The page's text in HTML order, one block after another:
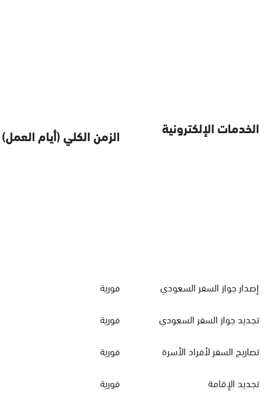
الخدمات الإلكترونية الزمن الكلي (أيام العمل)
إصدار جواز السفر السعودي
فورية
تجديد جواز السفر السعودي
فورية
تصاريح السفر لأفراد الأسرة
فورية
تجديد الإقامة
فورية